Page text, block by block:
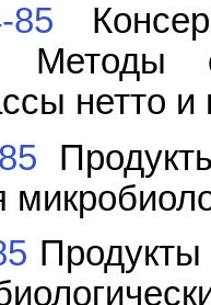
Методы
нетто